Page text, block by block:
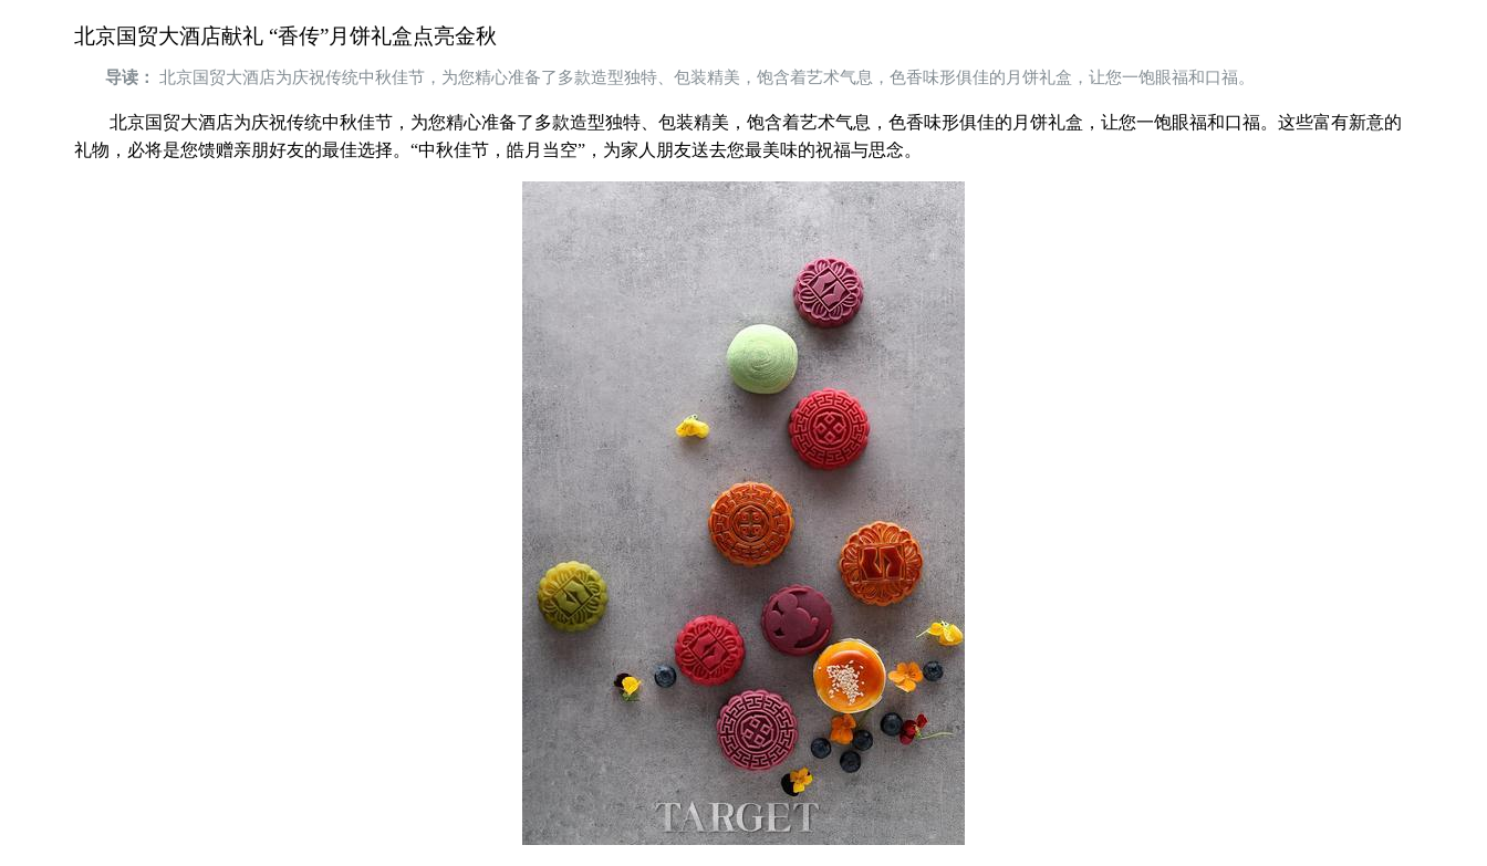
北京国贸大酒店献礼 “香传”月饼礼盒点亮金秋
导读： 北京国贸大酒店为庆祝传统中秋佳节，为您精心准备了多款造型独特、包装精美，饱含着艺术气息，色香味形俱佳的月饼礼盒，让您一饱眼福和口福。
北京国贸大酒店为庆祝传统中秋佳节，为您精心准备了多款造型独特、包装精美，饱含着艺术气息，色香味形俱佳的月饼礼盒，让您一饱眼福和口福。这些富有新意的
礼物，必将是您馈赠亲朋好友的最佳选择。“中秋佳节，皓月当空”，为家人朋友送去您最美味的祝福与思念。